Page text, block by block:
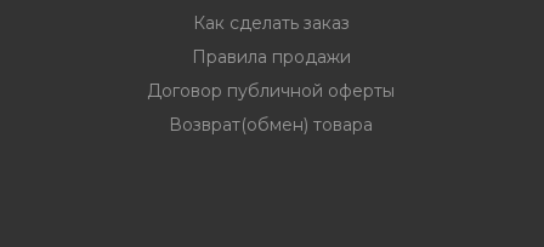
Как сделать заказ
Правила продажи
Договор публичной оферты
Возврат(обмен) товара